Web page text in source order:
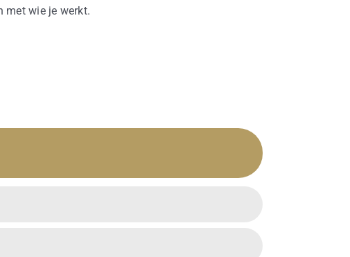
met wie je werkt.